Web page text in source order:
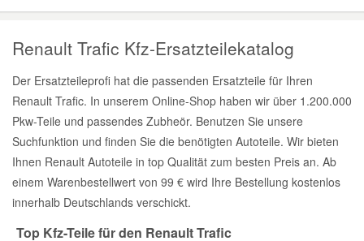
Renault Trafic Kfz-Ersatzteilekatalog
Der Ersatzteileprofi hat die passenden Ersatzteile für Ihren
Renault Trafic. In unserem Online-Shop haben wir über 1.200.000
Pkw-Teile und passendes Zubheör. Benutzen Sie unsere
Suchfunktion und finden Sie die benötigten Autoteile. Wir bieten
Ihnen Renault Autoteile in top Qualität zum besten Preis an. Ab
einem Warenbestellwert von 99 € wird Ihre Bestellung kostenlos
innerhalb Deutschlands verschickt.
Top Kfz-Teile für den Renault Trafic